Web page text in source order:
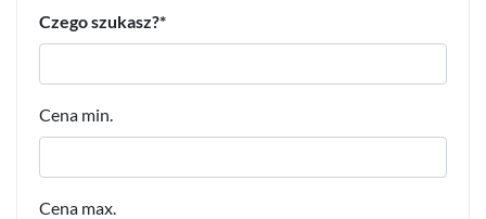
Czego szukasz?
Cena min.
Cena max.